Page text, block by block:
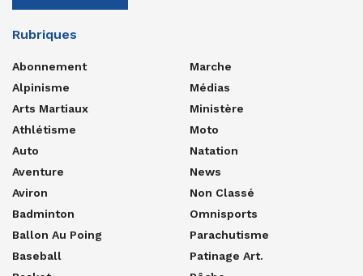
Rubriques
Abonnement
Alpinisme
Arts Martiaux
Athlétisme
Auto
Aventure
Aviron
Badminton
Ballon Au Poing
Baseball
Marche
Médias
Ministère
Moto
Natation
News
Non Classé
Omnisports
Parachutisme
Patinage Art.